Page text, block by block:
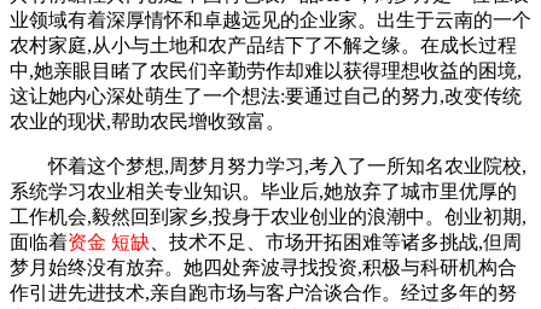
业领域有着深厚情怀和卓越远见的企业家。出生于云南的一个
农村家庭,从小与土地和农产品结下了不解之缘。在成长过程
中,她亲眼目睹了农民们辛勤劳作却难以获得理想收益的困境,
这让她内心深处萌生了一个想法:要通过自己的努力,改变传统
农业的现状,帮助农民增收致富。
怀着这个梦想,周梦月努力学习,考入了一所知名农业院校,
系统学习农业相关专业知识。毕业后,她放弃了城市里优厚的
工作机会,毅然回到家乡,投身于农业创业的浪潮中。创业初期,
面临着资金 短缺 、技术不足、市场开拓困难等诸多挑战,但周
梦月始终没有放弃。她四处奔波寻找投资,积极与科研机构合
作引进先进技术,亲自跑市场与客户洽谈合作。经过多年的努